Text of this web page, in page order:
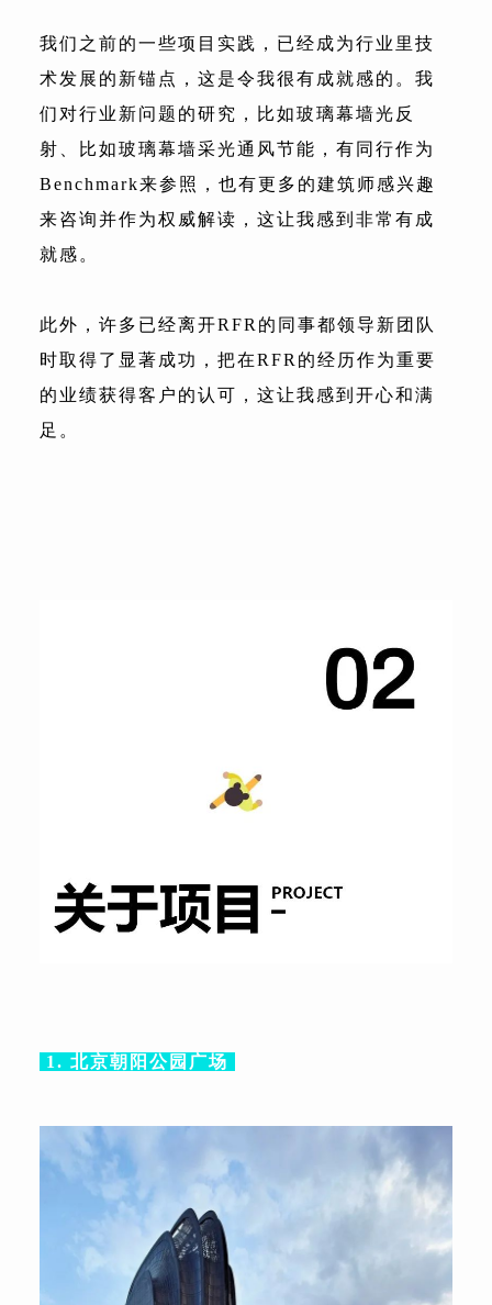
我们之前的一些项目实践，已经成为行业里技
术发展的新锚点，这是令我很有成就感的。我
们对行业新问题的研究，比如玻璃幕墙光反
射、比如玻璃幕墙采光通风节能，有同行作为
Benchmark来参照，也有更多的建筑师感兴趣
来咨询并作为权威解读，这让我感到非常有成
就感。
此外，许多已经离开RFR的同事都领导新团队
时取得了显著成功，把在RFR的经历作为重要
的业绩获得客户的认可，这让我感到开心和满
足。
1. 北京朝阳公园广场